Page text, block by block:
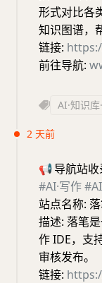
形式对比各
知识图谱，
链接:
前往导航:
AI·知识库
2 天前
📢导航站收
#AI·写作
站点名称:
描述: 落笔
作 IDE，支
审核发布。
链接: